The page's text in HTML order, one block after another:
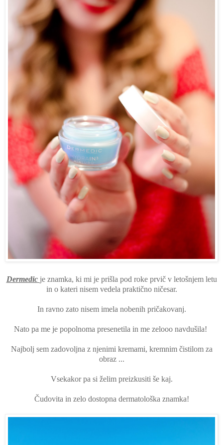
Dermedic je znamka, ki mi je prišla pod roke prvič v letošnjem letu
in o kateri nisem vedela praktično ničesar.
In ravno zato nisem imela nobenih pričakovanj.
Nato pa me je popolnoma presenetila in me zelooo navdušila!
Najbolj sem zadovoljna z njenimi kremami, kremnim čistilom za
obraz ...
Vsekakor pa si želim preizkusiti še kaj.
Čudovita in zelo dostopna dermatološka znamka!